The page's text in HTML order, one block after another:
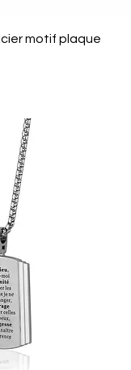
motif plaque